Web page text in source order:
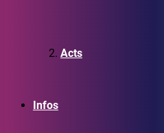
Acts
Infos